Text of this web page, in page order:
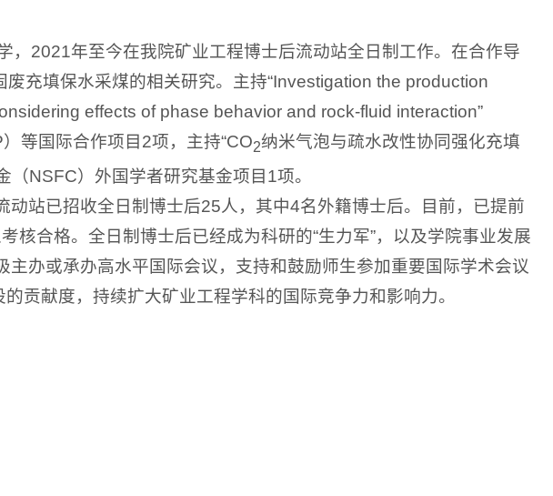
，2021年至今在我院矿业工程博士后流动站全日制工作。在合作导
充填保水采煤的相关研究。主持“Investigation the production
effects of phase behavior and rock-fluid interaction”
等国际合作项目2项，主持“CO2纳米气泡与疏水改性协同强化充填
NSFC）外国学者研究基金项目1项。
站已招收全日制博士后25人，其中4名外籍博士后。目前，已提前
核合格。全日制博士后已经成为科研的“生力军”，以及学院事业发展
主办或承办高水平国际会议，支持和鼓励师生参加重要国际学术会议
贡献度，持续扩大矿业工程学科的国际竞争力和影响力。